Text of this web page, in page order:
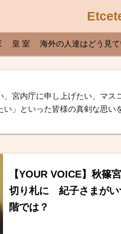
皇 室 海外の人達はどう見て
宮内庁に申し上げたい、マス
」といった皆様の真剣な思い
【YOUR VOICE】秋篠
切り札に 紀子さまがい
階では？